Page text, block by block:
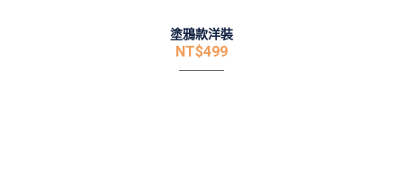
塗鴉款洋裝
NT$499